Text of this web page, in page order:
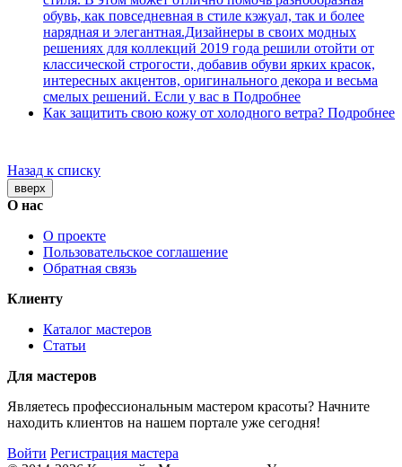
обувь, как повседневная в стиле кэжуал, так и более
нарядная и элегантная.Дизайнеры в своих модных
решениях для коллекций 2019 года решили отойти от
классической строгости, добавив обуви ярких красок,
интересных акцентов, оригинального декора и весьма
смелых решений. Если у вас в Подробнее
Как защитить свою кожу от холодного ветра? Подробнее
Назад к списку
вверх
О нас
О проекте
Пользовательское соглашение
Обратная связь
Клиенту
Каталог мастеров
Статьи
Для мастеров
Являетесь профессиональным мастером красоты? Начните
находить клиентов на нашем портале уже сегодня!
Войти Регистрация мастера